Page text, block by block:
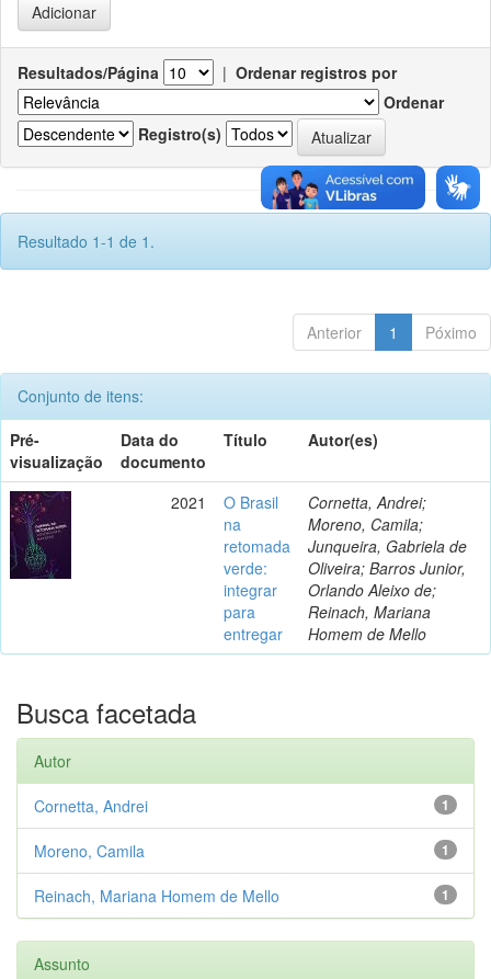
Resultados/Página | Ordenar registros por
Ordenar
Registro(s)
Resultado 1-1 de 1.
Anterior 1 Póximo
Conjunto de itens:
Pré-
visualização
Data do
documento
Título Autor(es)
2021
O Brasil
na
retomada
verde:
integrar
para
entregar
Cornetta, Andrei;
Moreno, Camila;
Junqueira, Gabriela de
Oliveira; Barros Junior,
Orlando Aleixo de;
Reinach, Mariana
Homem de Mello
Busca facetada
Autor
1
Cornetta, Andrei
1
Moreno, Camila
1
Reinach, Mariana Homem de Mello
Assunto